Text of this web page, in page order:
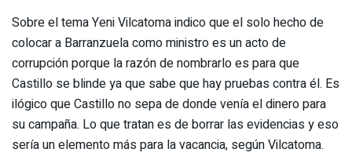
Sobre el tema Yeni Vilcatoma indico que el solo hecho de
colocar a Barranzuela como ministro es un acto de
corrupción porque la razón de nombrarlo es para que
Castillo se blinde ya que sabe que hay pruebas contra él. Es
ilógico que Castillo no sepa de donde venía el dinero para
su campaña. Lo que tratan es de borrar las evidencias y eso
sería un elemento más para la vacancia, según Vilcatoma.